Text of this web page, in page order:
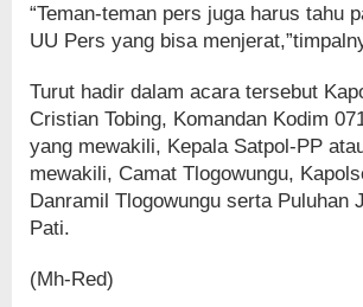
“Teman-teman pers juga harus tahu
UU Pers yang bisa
Turut hadir dalam acara tersebut
Cristian Tobing, Komandan Kodim
yang mewakili, Kepala Satpol-PP
mewakili, Camat Tlogowungu,
Danramil Tlogowungu serta Puluhan
Pati.
(Mh-Red)